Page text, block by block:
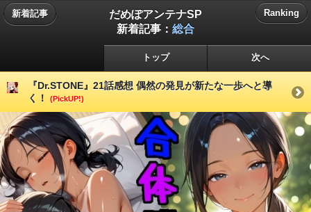
新着記事
だめぽアンテナSP
新着記事： 総合
Ranking
トップ 次へ
『Dr.STONE』21話感想 偶然の発見が新たな一歩へと導
く！
(PickUP!)